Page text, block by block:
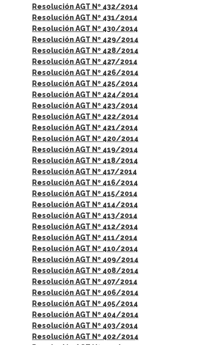
Resolución AGT Nº 432/2014
Resolución AGT Nº 431/2014
Resolución AGT Nº 430/2014
Resolución AGT Nº 429/2014
Resolución AGT Nº 428/2014
Resolución AGT Nº 427/2014
Resolución AGT Nº 426/2014
Resolución AGT Nº 425/2014
Resolución AGT Nº 424/2014
Resolución AGT Nº 423/2014
Resolución AGT Nº 422/2014
Resolución AGT Nº 421/2014
Resolución AGT Nº 420/2014
Resolución AGT Nº 419/2014
Resolución AGT Nº 418/2014
Resolución AGT Nº 417/2014
Resolución AGT Nº 416/2014
Resolución AGT Nº 415/2014
Resolución AGT Nº 414/2014
Resolución AGT Nº 413/2014
Resolución AGT Nº 412/2014
Resolución AGT Nº 411/2014
Resolución AGT Nº 410/2014
Resolución AGT Nº 409/2014
Resolución AGT Nº 408/2014
Resolución AGT Nº 407/2014
Resolución AGT Nº 406/2014
Resolución AGT Nº 405/2014
Resolución AGT Nº 404/2014
Resolución AGT Nº 403/2014
Resolución AGT Nº 402/2014